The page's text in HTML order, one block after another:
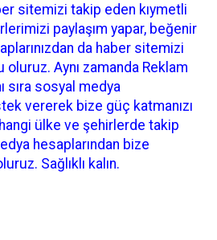
sitemizi takip eden kıymetli
paylaşım yapar, beğenir
da haber sitemizi
Aynı zamanda Reklam
sıra sosyal medya
vererek bize güç katmanızı
ülke ve şehirlerde takip
hesaplarından bize
Sağlıklı kalın.